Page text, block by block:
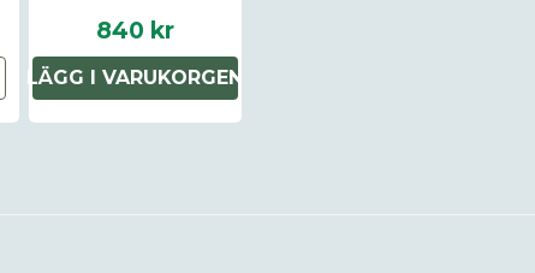
Stop for 1911/2011
(Color: Black)
840 kr
LÄGG I VARUKORGEN